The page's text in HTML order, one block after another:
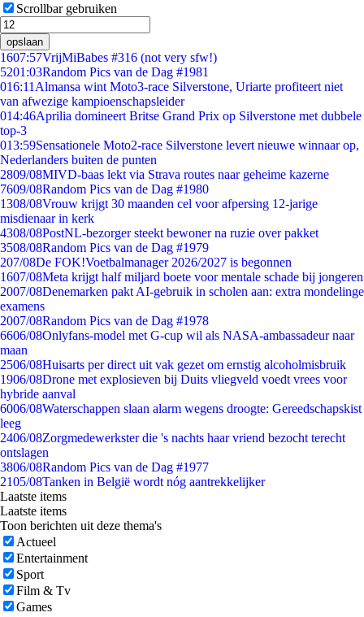
Scrollbar gebruiken
opslaan
1607:57VrijMiBabes #316 (not very sfw!)
5201:03Random Pics van de Dag #1981
016:11 Almansa wint Moto3-race Silverstone, Uriarte profiteert niet
van afwezige kampioenschapsleider
014:46Aprilia domineert Britse Grand Prix op Silverstone met dubbele
top-3
013:59Sensationele Moto2-race Silverstone levert nieuwe winnaar op,
Nederlanders buiten de punten
2809/08MIVD-baas lekt via Strava routes naar geheime kazerne
7609/08Random Pics van de Dag #1980
1308/08Vrouw krijgt 30 maanden cel voor afpersing 12-jarige
misdienaar in kerk
4308/08PostNL-bezorger steekt bewoner na ruzie over pakket
3508/08Random Pics van de Dag #1979
207/08De FOK!Voetbalmanager 2026/2027 is begonnen
1607/08Meta krijgt half miljard boete voor mentale schade bij jongeren
2007/08Denemarken pakt AI-gebruik in scholen aan: extra mondelinge
examens
2007/08Random Pics van de Dag #1978
6606/08Onlyfans-model met G-cup wil als NASA-ambassadeur naar
maan
2506/08Huisarts per direct uit vak gezet om ernstig alcoholmisbruik
1906/08Drone met explosieven bij Duits vliegveld voedt vrees voor
hybride aanval
6006/08Waterschappen slaan alarm wegens droogte: Gereedschapskist
leeg
2406/08Zorgmedewerkster die 's nachts haar vriend bezocht terecht
ontslagen
3806/08Random Pics van de Dag #1977
2105/08Tanken in België wordt nóg aantrekkelijker
Laatste items
Laatste items
Toon berichten uit deze thema's
Actueel
Entertainment
Sport
Film & Tv
Games